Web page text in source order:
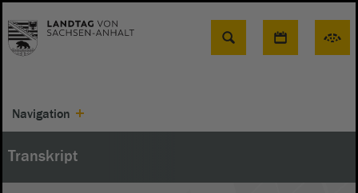
Suche
Navigation
Transkript